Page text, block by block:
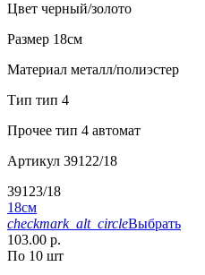
Цвет черный/золото
Размер 18см
Материал металл/полиэстер
Тип тип 4
Прочее тип 4 автомат
Артикул 39122/18
39123/18
18см
checkmark_alt_circleВыбрать
103.00 р.
По 10 шт